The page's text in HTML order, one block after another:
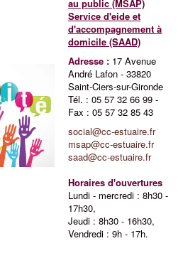
au public (MSAP)
Service d'eide et
d'accompagnement à
domicile (SAAD)
Adresse : 17 Avenue
André Lafon - 33820
Saint-Ciers-sur-Gironde
Tél. : 05 57 32 66 99 -
Fax : 05 57 32 85 43
social@cc-estuaire.fr
msap@cc-estuaire.fr
saad@cc-estuaire.fr
Horaires d'ouvertures
Lundi - mercredi : 8h30 -
17h30,
Jeudi : 8h30 - 16h30,
Vendredi : 9h - 17h.